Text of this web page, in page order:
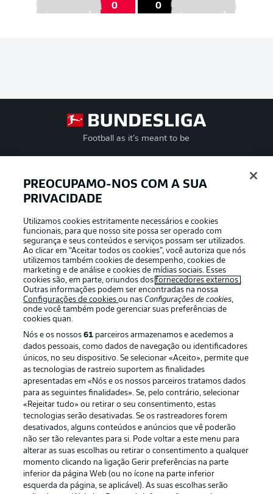
0 0
Football as it’s meant to be
APLICATIVO DA BUNDESLIGA
Oferecido por
Publicidade Avisos legais
Gerir preferências Aviso de privacidade
Emissoras
Trabalhe conosco Marca
Contato Jogadores
PREOCUPAMO-NOS COM A SUA
PRIVACIDADE
Utilizamos cookies estritamente necessários e cookies
funcionais, para que nosso site possa ser operado com
segurança e seus conteúdos e serviços possam ser utilizados.
Ao clicar em “Aceitar todos os cookies”, você autoriza que nós
utilizemos também cookies de desempenho, cookies de
marketing e de análise e cookies de mídias sociais. Esses
cookies são, em parte, oriundos dosfornecedores externos .
Outras informações podem ser encontradas na nossa
Configurações de cookiesou nasConfigurações de cookies,
onde você também pode gerenciar suas preferências de
cookies quan.
Nós e os nossos61 parceiros armazenamos e acedemos a
dados pessoais, como dados de navegação ou identificadores
únicos, no seu dispositivo. Se selecionar «Aceito», permite que
as tecnologias de rastreio suportem as finalidades
apresentadas em «Nós e os nossos parceiros tratamos dados
para as seguintes finalidades». Se, pelo contrário, selecionar
«Rejeitar tudo» ou retirar o seu consentimento, estas
tecnologias serão desativadas. Se os rastreadores forem
desativados, alguns conteúdos e anúncios que vê poderão
não ser tão relevantes para si. Pode voltar a este menu para
alterar as suas escolhas ou retirar o consentimento a qualquer
momento clicando na ligação Gerir preferências na parte
inferior da página Web (ou no ícone na parte inferior
esquerda da página, se aplicável). As suas escolhas serão